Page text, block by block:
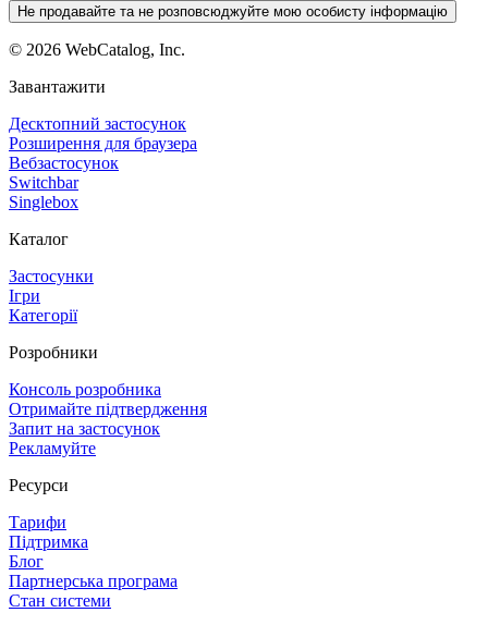
Не продавайте та не розповсюджуйте мою особисту інформацію
© 2026 WebCatalog, Inc.
Завантажити
Десктопний застосунок
Розширення для браузера
Вебзастосунок
Switchbar
Singlebox
Каталог
Застосунки
Ігри
Категорії
Розробники
Консоль розробника
Отримайте підтвердження
Запит на застосунок
Рекламуйте
Ресурси
Тарифи
Підтримка
Блог
Партнерська програма
Стан системи